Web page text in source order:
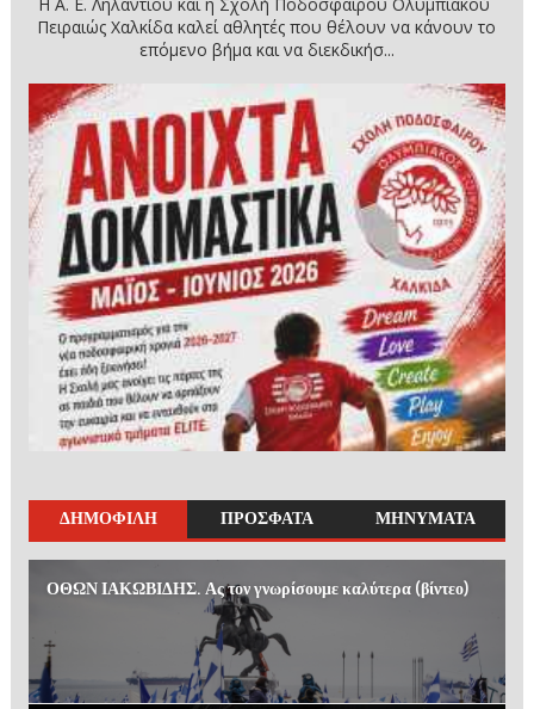
Πειραιώς Χαλκίδα καλεί αθλητές που θέλουν να κάνουν το
επόμενο βήμα και να διεκδικήσ...
ΔΗΜΟΦΙΛΗ ΠΡΟΣΦΑΤΑ ΜΗΝΥΜΑΤΑ
ΟΘΩΝ ΙΑΚΩΒΙΔΗΣ. Ας τον γνωρίσουμε καλύτερα (βίντεο)